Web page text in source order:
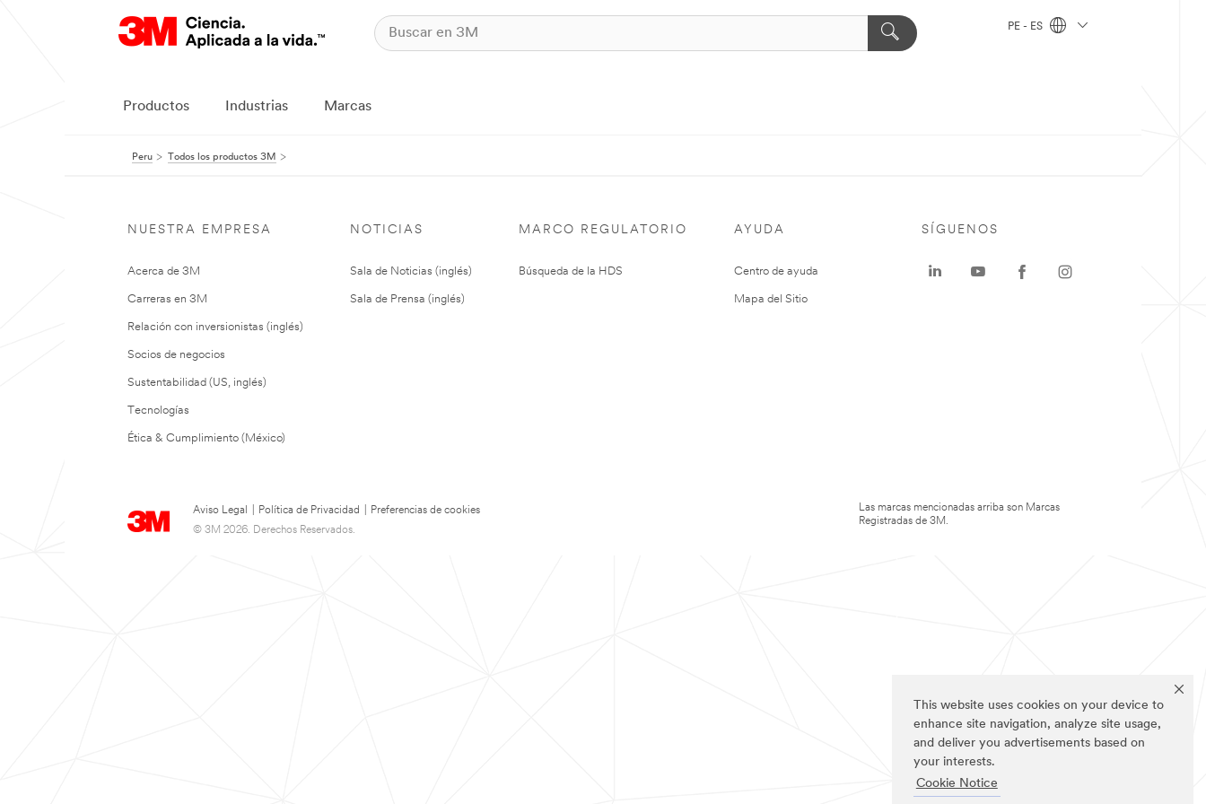
This website uses cookies on your device to
enhance site navigation, analyze site usage,
and deliver you advertisements based on
your interests.
Cookie Notice
PE - ES
Productos Industrias Marcas
Peru Todos los productos 3M
NUESTRA EMPRESA
Acerca de 3M
Carreras en 3M
Relación con inversionistas (inglés)
Socios de negocios
Sustentabilidad (US, inglés)
Tecnologías
Ética & Cumplimiento (México)
NOTICIAS
Sala de Noticias (inglés)
Sala de Prensa (inglés)
MARCO REGULATORIO
Búsqueda de la HDS
AYUDA
Centro de ayuda
Mapa del Sitio
Aviso Legal Política de Privacidad
Preferencias de cookies
© 3M 2026. Derechos Reservados.
SÍGUENOS
Las marcas mencionadas arriba son Marcas
Registradas de 3M.